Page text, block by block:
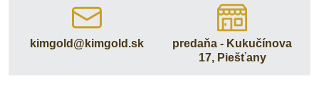
kimgold​@kimgold​.sk
predaňa - Kukučínova
17, Piešťany